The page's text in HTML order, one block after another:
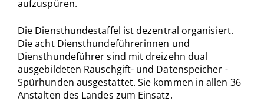
aufzuspüren.
Die Diensthundestaffel ist dezentral organisiert.
Die acht Diensthundeführerinnen und
Diensthundeführer sind mit dreizehn dual
ausgebildeten Rauschgift- und Datenspeicher -
Spürhunden ausgestattet. Sie kommen in allen 36
Anstalten des Landes zum Einsatz.